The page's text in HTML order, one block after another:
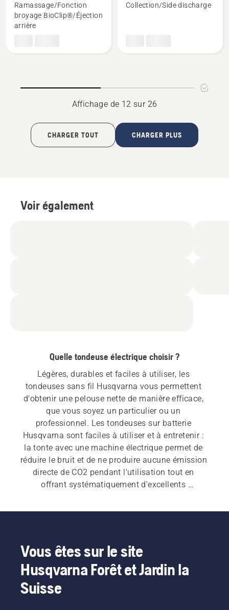
sur
LC 247i
Ramassage/Fonction
broyage BioClip®/Éjection
arrière
Collection/Side discharge
Affichage de 12 sur 26
CHARGER TOUT CHARGER PLUS
Voir également
Quelle tondeuse électrique choisir ?
Légères, durables et faciles à utiliser, les
tondeuses sans fil Husqvarna vous permettent
d'obtenir une pelouse nette de manière efficace,
que vous soyez un particulier ou un
professionnel. Les tondeuses sur batterie
Husqvarna sont faciles à utiliser et à entretenir :
la tonte avec une machine électrique permet de
réduire le bruit et de ne produire aucune émission
directe de CO2 pendant l'utilisation tout en
offrant systématiquement d'excellents
pouvez admirer votre pelouse fraîchement tondue
Vous êtes sur le site
Husqvarna Forêt et Jardin la
Suisse